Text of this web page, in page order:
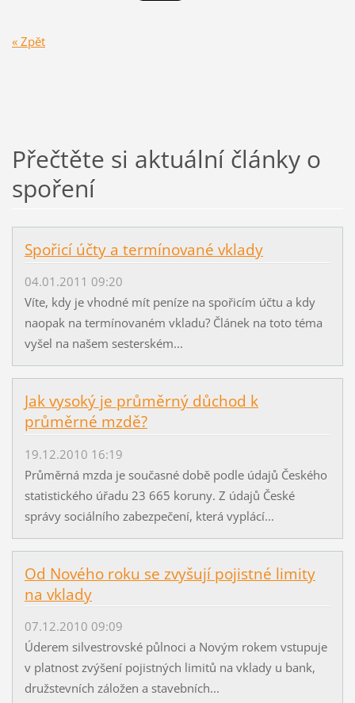
« Zpět
Přečtěte si aktuální články o
spoření
Spořicí účty a termínované vklady
04.01.2011 09:20
Víte, kdy je vhodné mít peníze na spořicím účtu a kdy
naopak na termínovaném vkladu? Článek na toto téma
vyšel na našem sesterském...
Jak vysoký je průměrný důchod k
průměrné mzdě?
19.12.2010 16:19
Průměrná mzda je současné době podle údajů Českého
statistického úřadu 23 665 koruny. Z údajů České
správy sociálního zabezpečení, která vyplácí...
Od Nového roku se zvyšují pojistné limity
na vklady
07.12.2010 09:09
Úderem silvestrovské půlnoci a Novým rokem vstupuje
v platnost zvýšení pojistných limitů na vklady u bank,
družstevních záložen a stavebních...